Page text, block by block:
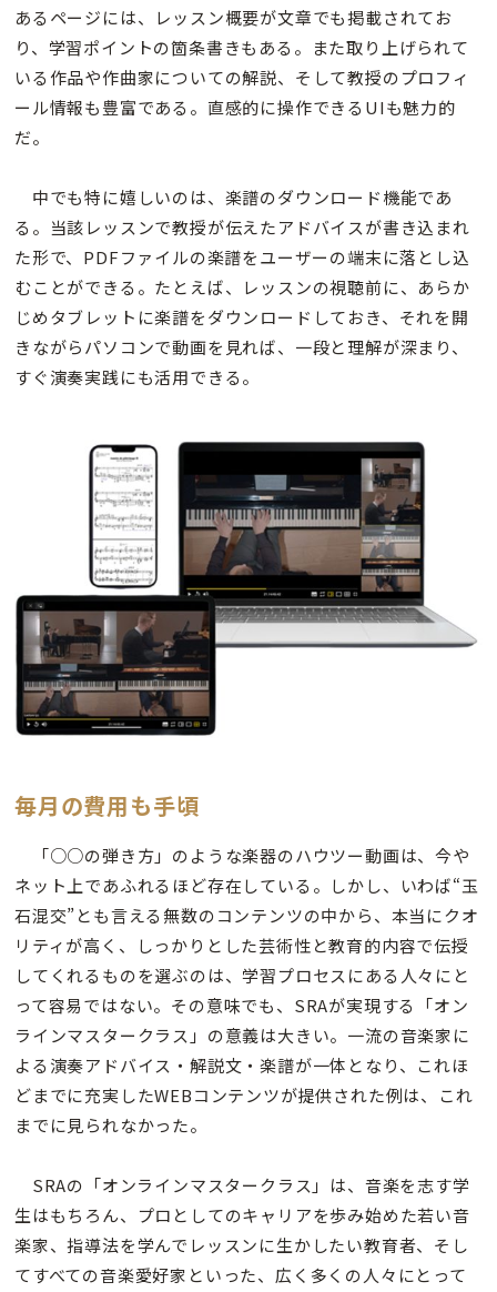
あるページには、レッスン概要が文章でも掲載されてお
り、学習ポイントの箇条書きもある。また取り上げられて
いる作品や作曲家についての解説、そして教授のプロフィ
ール情報も豊富である。直感的に操作できるUIも魅力的
だ。
中でも特に嬉しいのは、楽譜のダウンロード機能であ
る。当該レッスンで教授が伝えたアドバイスが書き込まれ
た形で、PDFファイルの楽譜をユーザーの端末に落とし込
むことができる。たとえば、レッスンの視聴前に、あらか
じめタブレットに楽譜をダウンロードしておき、それを開
きながらパソコンで動画を見れば、一段と理解が深まり、
すぐ演奏実践にも活用できる。
毎月の費用も手頃
「○○の弾き方」のような楽器のハウツー動画は、今や
ネット上であふれるほど存在している。しかし、いわば“玉
石混交”とも言える無数のコンテンツの中から、本当にクオ
リティが高く、しっかりとした芸術性と教育的内容で伝授
してくれるものを選ぶのは、学習プロセスにある人々にと
って容易ではない。その意味でも、SRAが実現する「オン
ラインマスタークラス」の意義は大きい。一流の音楽家に
よる演奏アドバイス・解説文・楽譜が一体となり、これほ
どまでに充実したWEBコンテンツが提供された例は、これ
までに見られなかった。
SRAの「オンラインマスタークラス」は、音楽を志す学
生はもちろん、プロとしてのキャリアを歩み始めた若い音
楽家、指導法を学んでレッスンに生かしたい教育者、そし
てすべての音楽愛好家といった、広く多くの人々にとって